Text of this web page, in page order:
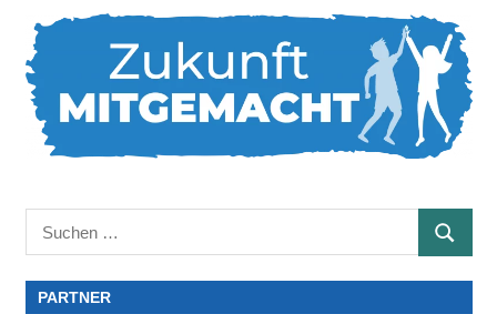
nach:
SUCHEN
PARTNER